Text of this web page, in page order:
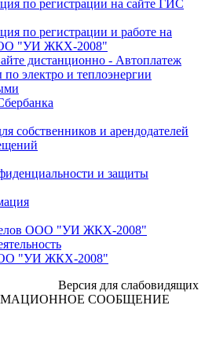
по регистрации на сайте ГИС
по регистрации и работе на
"УИ ЖКХ-2008"
дистанционно - Автоплатеж
электро и теплоэнергии
собственников и арендодателей
и защиты
ООО "УИ ЖКХ-2008"
"УИ ЖКХ-2008"
Версия для слабовидящих
СООБЩЕНИЕ